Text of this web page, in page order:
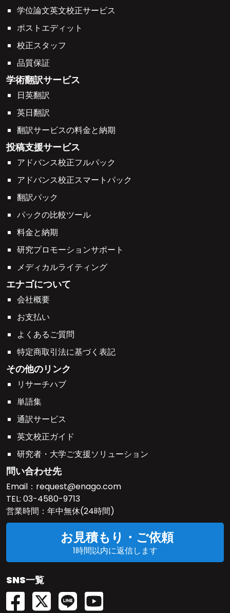
学位論文英文校正サービス
ポストエディット
校正スタッフ
品質保証
学術翻訳サービス
日英翻訳
英日翻訳
翻訳サービスの料金と納期
投稿支援サービス
アドバンス校正フルパック
アドバンス校正スマートパック
翻訳パック
パックの比較ツール
料金と納期
研究プロモーションサポート
メディカルライティング
エナゴについて
会社概要
お支払い
よくあるご質問
特定商取引法に基づく表記
その他のリンク
リサーチハブ
単語集
通訳サービス
英文校正ガイド
研究者・大学ご支援ソリューション
問い合わせ先
Email： request@enago.com
TEL: 03-4580-9713
営業時間：年中無休(24時間)
お見積もり・ご依頼
1時間以内に返信します
SNS一覧